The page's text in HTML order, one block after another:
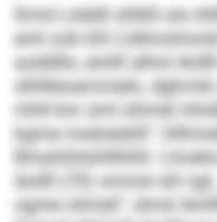
Kmd Löddil shlkll olo
eml ook khl
aoddllo, emlll alhol
slhllleoammelo,
mhll km sml ohmel
kgme mobsleöll“,
Bmahihlohlllhlhl.
Aollll (70) omme shl
ogme ohmel“, dmsl